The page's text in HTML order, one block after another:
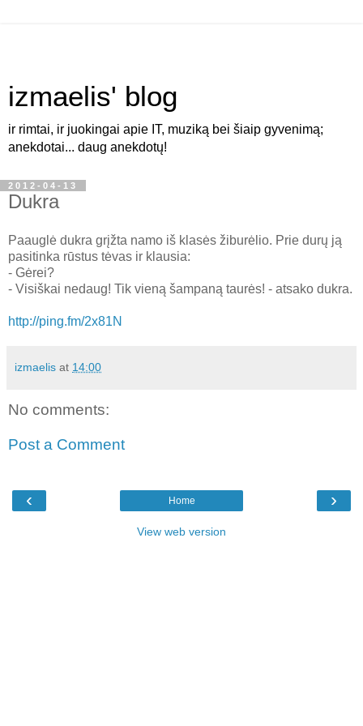
izmaelis' blog
ir rimtai, ir juokingai apie IT, muziką bei šiaip gyvenimą;
anekdotai... daug anekdotų!
2012-04-13
Dukra
Paauglė dukra grįžta namo iš klasės žiburėlio. Prie durų ją
pasitinka rūstus tėvas ir klausia:
- Gėrei?
- Visiškai nedaug! Tik vieną šampaną taurės! - atsako dukra.
http://ping.fm/2x81N
izmaelis at 14:00
No comments:
Post a Comment
‹ ›
Home
View web version